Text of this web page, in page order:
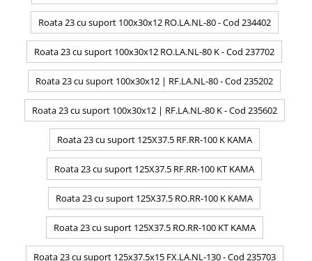
Roata 23 cu suport 100x30x12 RO.LA.NL-80 - Cod 234402
Roata 23 cu suport 100x30x12 RO.LA.NL-80 K - Cod 237702
Roata 23 cu suport 100x30x12 | RF.LA.NL-80 - Cod 235202
Roata 23 cu suport 100x30x12 | RF.LA.NL-80 K - Cod 235602
Roata 23 cu suport 125X37.5 RF.RR-100 K KAMA
Roata 23 cu suport 125X37.5 RF.RR-100 KT KAMA
Roata 23 cu suport 125X37.5 RO.RR-100 K KAMA
Roata 23 cu suport 125X37.5 RO.RR-100 KT KAMA
Roata 23 cu suport 125x37.5x15 FX.LA.NL-130 - Cod 235703